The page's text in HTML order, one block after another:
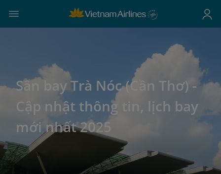
Sân bay Trà Nóc (Cần Thơ) -
Cập nhật thông tin, lịch bay
mới nhất 2025